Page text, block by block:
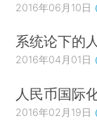
2016年06月10日
系统论下的
2016年04月01日
人民币国际
2016年02月19日